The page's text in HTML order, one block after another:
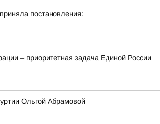
постановления:
– приоритетная задача Единой России
Ольгой Абрамовой